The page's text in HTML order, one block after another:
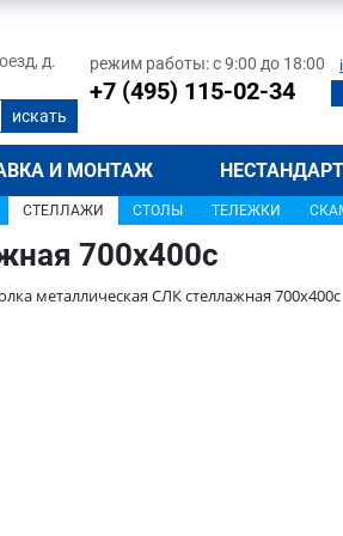
д.
режим работы: с 9:00 до 18:00
+7 (495) 115-02-34
И МОНТАЖ
СТЕЛЛАЖИ СТОЛЫ ТЕЛЕЖКИ
700x400c
металлическая СЛК стеллажная 700x400c